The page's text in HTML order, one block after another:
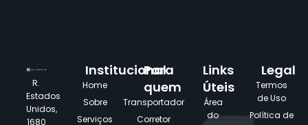
R.
Estados
Unidos,
1680
Institucional
Home
Sobre
Serviços
Para
quem
Transportador
Corretor
Links
Úteis
Área
do
Legal
Termos
de Uso
Política de